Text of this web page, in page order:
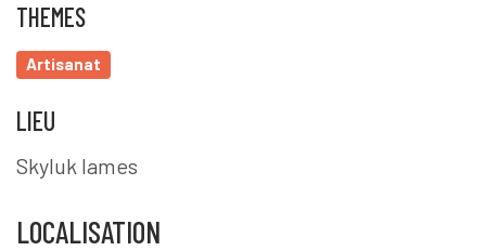
THEMES
Artisanat
LIEU
Skyluk lames
LOCALISATION